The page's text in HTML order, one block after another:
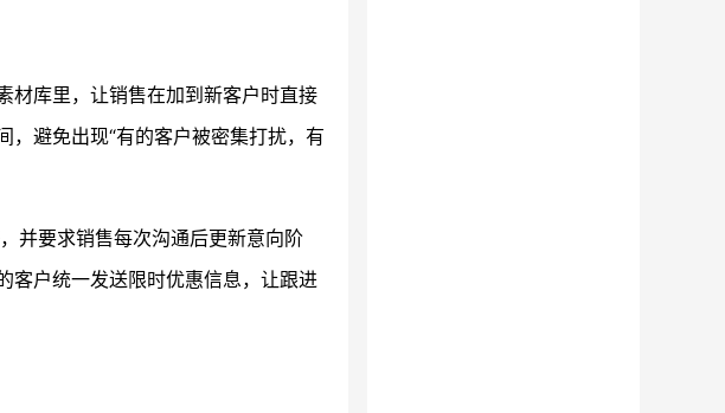
材库里，让销售在加到新客户时直接
，避免出现“有的客户被密集打扰，有
并要求销售每次沟通后更新意向阶
客户统一发送限时优惠信息，让跟进